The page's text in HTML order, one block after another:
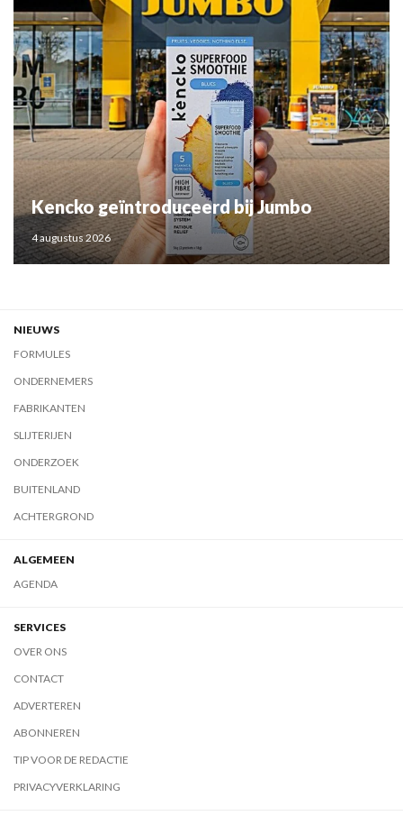
Kencko geïntroduceerd bij Jumbo
4 augustus 2026
NIEUWS
FORMULES
ONDERNEMERS
FABRIKANTEN
SLIJTERIJEN
ONDERZOEK
BUITENLAND
ACHTERGROND
ALGEMEEN
AGENDA
SERVICES
OVER ONS
CONTACT
ADVERTEREN
ABONNEREN
TIP VOOR DE REDACTIE
PRIVACYVERKLARING